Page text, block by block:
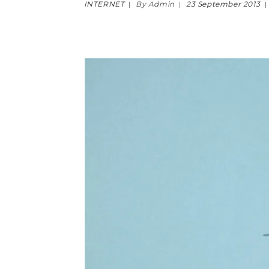
INTERNET By Admin 23 September 2013